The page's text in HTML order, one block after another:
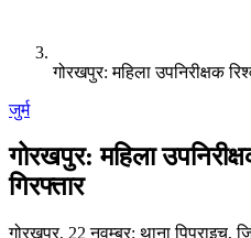
गोरखपुर: महिला उपनिरीक्षक
जुर्म
गोरखपुर: महिला
गिरफ्तार
गोरखपुर, 22 नवम्बर: थाना पिपराइच,